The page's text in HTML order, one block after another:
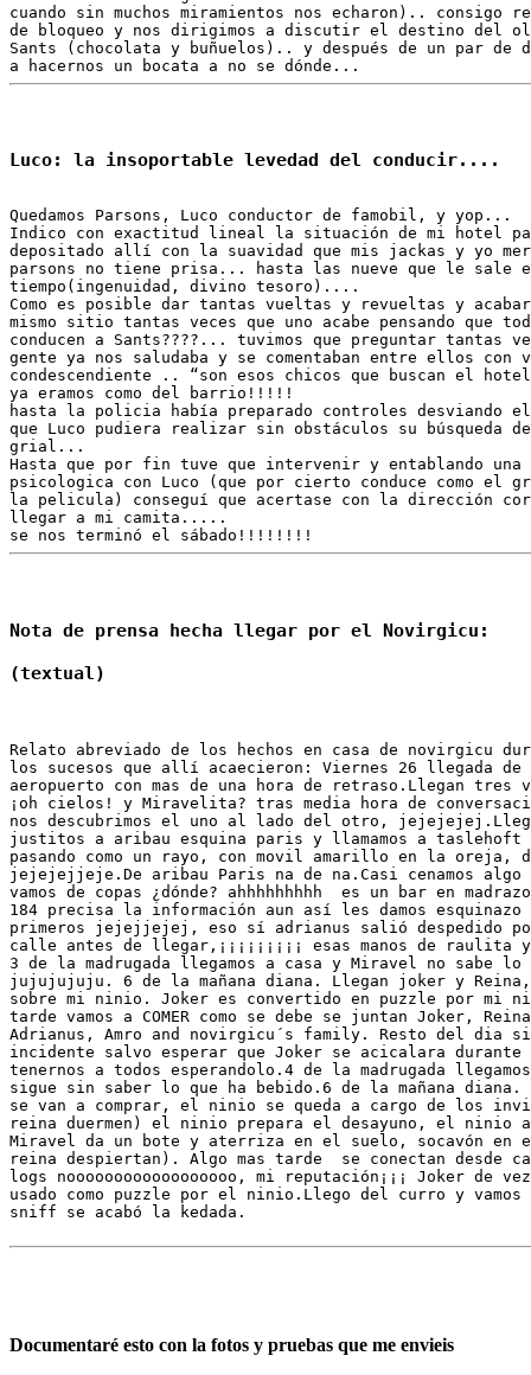
cuando sin muchos miramientos nos echaron).. consigo
de bloqueo y nos dirigimos a discutir el destino del
Sants (chocolata y buñuelos).. y después de un par de
Quedamos Parsons, Luco conductor de famobil, y yop...
Indico con exactitud lineal la situación de mi hotel
depositado allí con la suavidad que mis jackas y yo
parsons no tiene prisa... hasta las nueve que le sale
tiempo(ingenuidad, divino tesoro)....
Como es posible dar tantas vueltas y revueltas y
mismo sitio tantas veces que uno acabe pensando que
conducen a Sants????... tuvimos que preguntar tantas
gente ya nos saludaba y se comentaban entre ellos con
condescendiente .. “son esos chicos que buscan el
ya eramos como del barrio!!!!!
hasta la policia había preparado controles desviando
que Luco pudiera realizar sin obstáculos su búsqueda
grial...
Hasta que por fin tuve que intervenir y entablando
psicologica con Luco (que por cierto conduce como el
la pelicula) conseguí que acertase con la dirección
llegar a mi camita.....
Nota de prensa hecha llegar por el Novirgicu:
(textual)
Relato abreviado de los hechos en casa de novirgicu
los sucesos que allí acaecieron: Viernes 26 llegada
aeropuerto con mas de una hora de retraso.Llegan tres
¡oh cielos! y Miravelita? tras media hora de
nos descubrimos el uno al lado del otro,
justitos a aribau esquina paris y llamamos a taslehoft
pasando como un rayo, con movil amarillo en la oreja,
jejejejjeje.De aribau Paris na de na.Casi cenamos
vamos de copas ¿dónde? ahhhhhhhhh  es un bar en
184 precisa la información aun así les damos
primeros jejejjejej, eso sí adrianus salió despedido
calle antes de llegar,¡¡¡¡¡¡¡¡¡ esas manos de
3 de la madrugada llegamos a casa y Miravel no sabe lo
jujujujuju. 6 de la mañana diana. Llegan joker y Reina,
sobre mi ninio. Joker es convertido en puzzle por mi
tarde vamos a COMER como se debe se juntan Joker,
Adrianus, Amro and novirgicu´s family. Resto del dia
incidente salvo esperar que Joker se acicalara durante
tenernos a todos esperandolo.4 de la madrugada
sigue sin saber lo que ha bebido.6 de la mañana
se van a comprar, el ninio se queda a cargo de los
reina duermen) el ninio prepara el desayuno, el ninio
Miravel da un bote y aterriza en el suelo, socavón en
reina despiertan). Algo mas tarde  se conectan desde
logs noooooooooooooooooo, mi reputación¡¡¡ Joker de
usado como puzzle por el ninio.Llego del curro y
sniff se acabó la kedada.
Documentaré esto con la fotos y pruebas que me envieis